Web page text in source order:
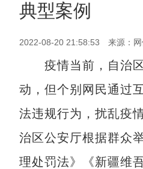
典型案例
2022-08-20 21:58:53 来源：网
疫情当前，自治区
动，但个别网民通过
法违规行为，扰乱疫
治区公安厅根据群众
理处罚法》《新疆维